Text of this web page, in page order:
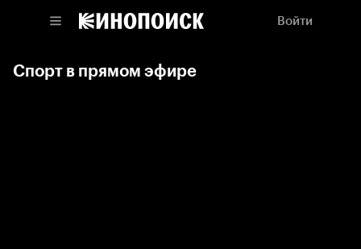
Войти
Спорт в прямом эфире